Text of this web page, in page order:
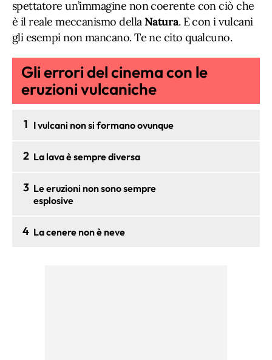
spettatore un’immagine non coerente con ciò che
è il reale meccanismo dellaNatura. E con i vulcani
gli esempi non mancano. Te ne cito qualcuno.
Gli errori del cinema con le
eruzioni vulcaniche
1 I vulcani non si formano ovunque
2 La lava è sempre diversa
3 Le eruzioni non sono sempre
esplosive
4 La cenere non è neve